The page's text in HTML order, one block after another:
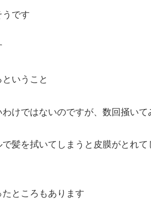
うです
いうこと
けではないのですが、数回掻いて
髪を拭いてしまうと皮膜がとれ
ところもあります